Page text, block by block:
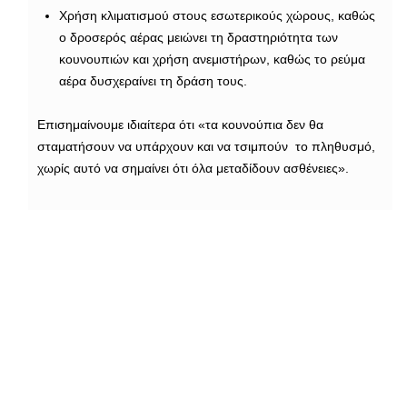
Χρήση κλιματισμού στους εσωτερικούς χώρους, καθώς
ο δροσερός αέρας μειώνει τη δραστηριότητα των
κουνουπιών και χρήση ανεμιστήρων, καθώς το ρεύμα
αέρα δυσχεραίνει τη δράση τους.
Επισημαίνουμε ιδιαίτερα ότι «τα κουνούπια δεν θα
σταματήσουν να υπάρχουν και να τσιμπούν το πληθυσμό,
χωρίς αυτό να σημαίνει ότι όλα μεταδίδουν ασθένειες».